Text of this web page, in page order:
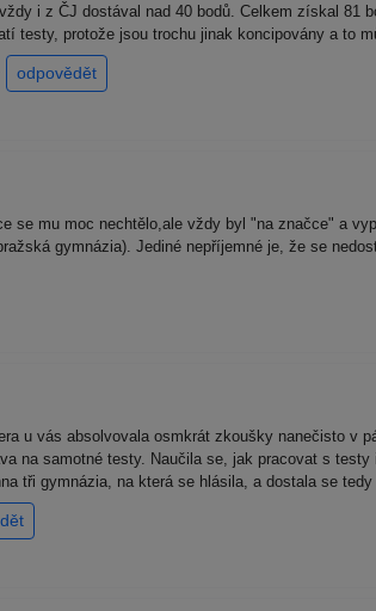
i z ČJ dostával nad 40 bodů. Celkem získal 81
testy, protože jsou trochu jinak koncipovány a to
odpovědět
se mu moc nechtělo,ale vždy byl "na značce" a
gymnázia). Jediné nepříjemné je, že se
u vás absolvovala osmkrát zkoušky nanečisto v
na samotné testy. Naučila se, jak pracovat s
tři gymnázia, na která se hlásila, a dostala se